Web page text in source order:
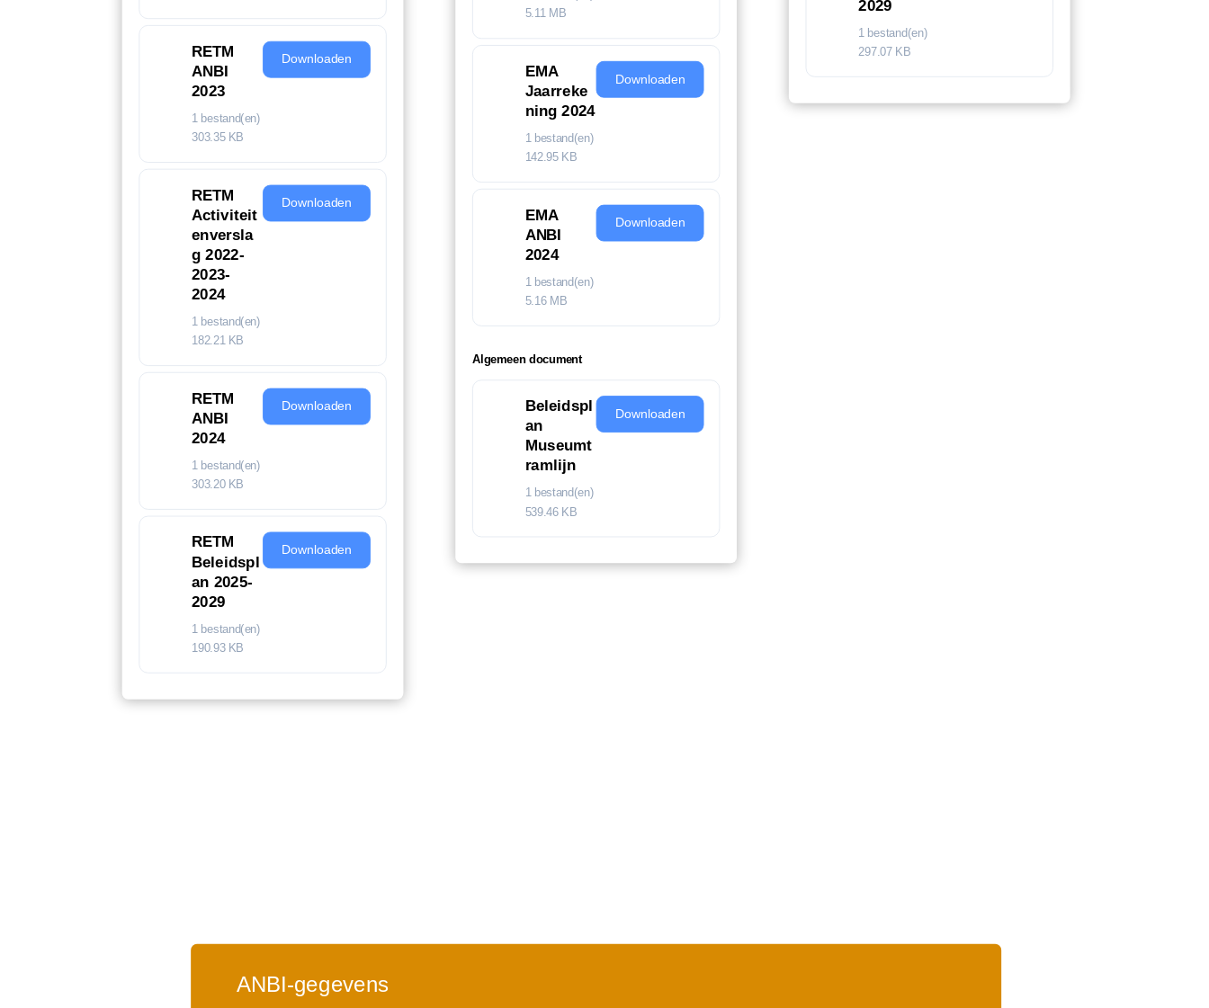
RETM
ANBI
2023
1 bestand(en)
303.35 KB
Downloaden
RETM
Activiteit
enversla
g 2022-
2023-
2024
1 bestand(en)
182.21 KB
Downloaden
RETM
ANBI
2024
1 bestand(en)
303.20 KB
Downloaden
RETM
Beleidspl
an 2025-
2029
1 bestand(en)
190.93 KB
Downloaden
5.11 MB
EMA
Jaarreke
ning 2024
1 bestand(en)
142.95 KB
Downloaden
EMA
ANBI
2024
1 bestand(en)
5.16 MB
Downloaden
Algemeen document
Beleidspl
an
Museumt
ramlijn
1 bestand(en)
539.46 KB
Downloaden
2029
1 bestand(en)
297.07 KB
ANBI-gegevens